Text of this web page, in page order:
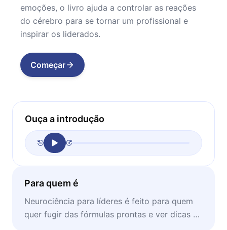
emoções, o livro ajuda a controlar as reações
do cérebro para se tornar um profissional e
inspirar os liderados.
Começar
Ouça a introdução
Para quem é
Neurociência para líderes é feito para quem
quer fugir das fórmulas prontas e ver dicas de